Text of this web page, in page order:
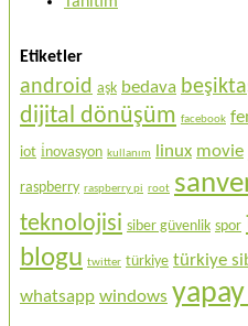
Etiketler
android aşk bedava
dijital dönüşüm facebook
iot i̇novasyon kullanım linux movie
raspberry raspberry pi root
teknolojisi siber güvenlik spor
blogu twitter türkiye türkiye
whatsapp windows